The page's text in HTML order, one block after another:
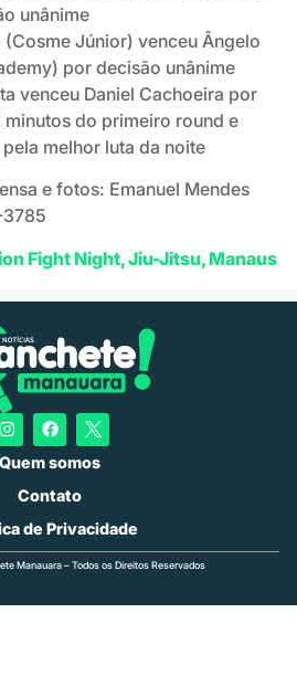
unânime
Júnior) venceu Ângelo
por decisão unânime
venceu Daniel Cachoeira por
do primeiro round e
melhor luta da noite
e fotos: Emanuel Mendes
Fight Night,Jiu-Jitsu,Manaus
Quem somos
Contato
de Privacidade
Manauara – Todos os Direitos Reservados